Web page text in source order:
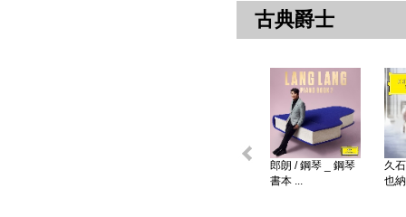
古典爵士
郎朗 / 鋼琴 _ 鋼琴
書本 ...
久
也